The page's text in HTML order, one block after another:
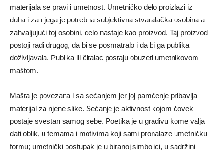
materijala se pravi i umetnost. Umetničko delo proizlazi iz
duha i za njega je potrebna subjektivna stvaralačka osobina a
zahvaljujući toj osobini, delo nastaje kao proizvod. Taj proizvod
postoji radi drugog, da bi se posmatralo i da bi ga publika
doživljavala. Publika ili čitalac postaju obuzeti umetnikovom
maštom.
Mašta je povezana i sa sećanjem jer joj pamćenje pribavlja
materijal za njene slike. Sećanje je aktivnost kojom čovek
postaje svestan samog sebe. Poetika je u gradivu kome valja
dati oblik, u temama i motivima koji sami pronalaze umetničku
formu; umetnički postupak je u biranoj simbolici, u sadržini